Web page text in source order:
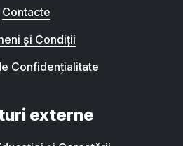
Contacte
și Condiții
Confidențialitate
externe